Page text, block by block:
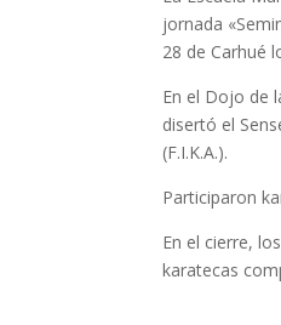
jornada
28 de Carhué
En el Dojo de
disertó el
(F.I.K.A.).
Participaron
En el cierre,
karatecas